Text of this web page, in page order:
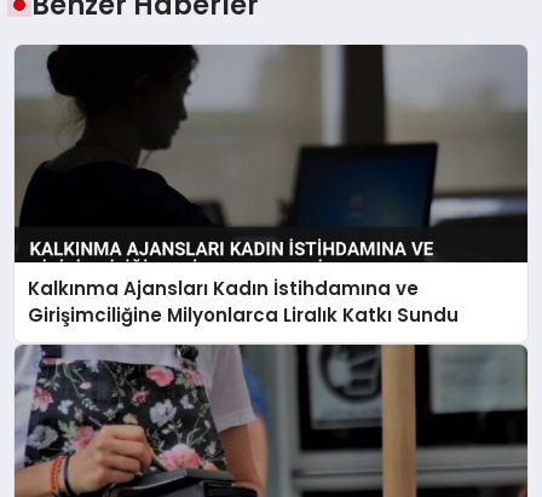
Kalkınma Ajansları Kadın İstihdamına ve
Girişimciliğine Milyonlarca Liralık Katkı Sundu